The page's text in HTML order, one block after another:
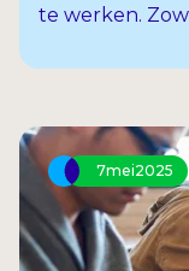
te werken.
belangrijk om
werken in de
7mei2025